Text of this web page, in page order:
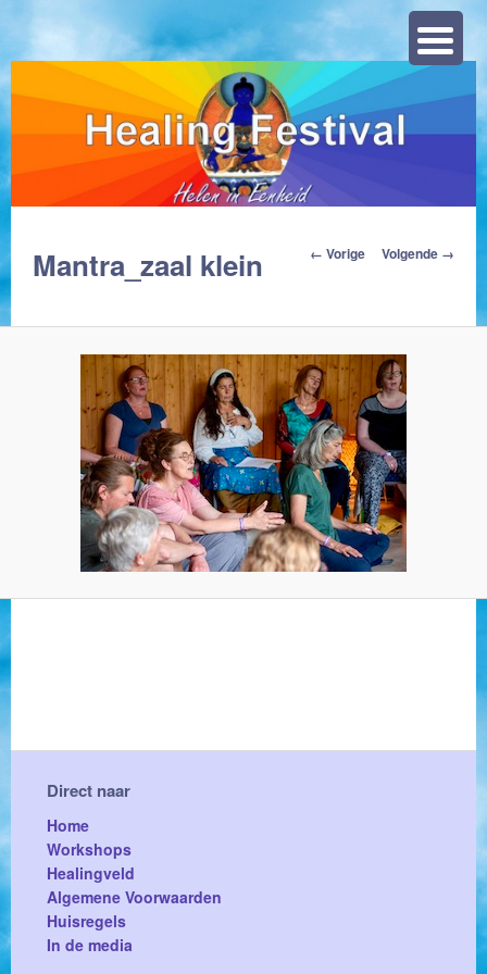
← Vorige Volgende →
Mantra_zaal klein
Direct naar
Home
Workshops
Healingveld
Algemene Voorwaarden
Huisregels
In de media